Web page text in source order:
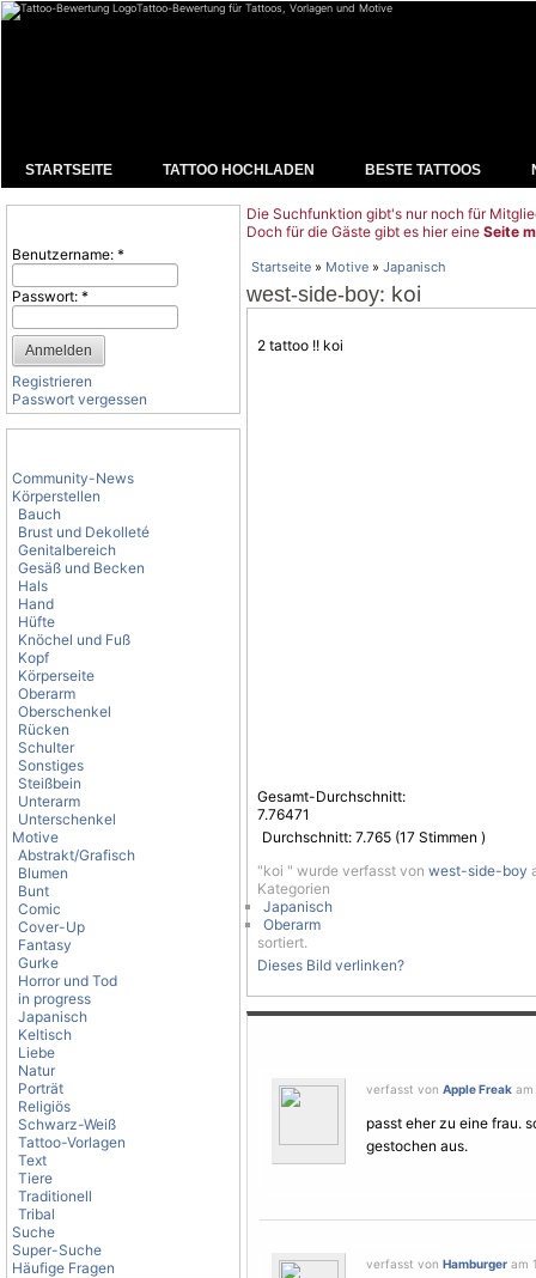
Tattoo-Bewertung für Tattoos, Vorlagen und Motive
STARTSEITE TATTOO HOCHLADEN BESTE TATTOOS
Benutzername: *
Passwort: *
Registrieren
Passwort vergessen
Community-News
Körperstellen
Bauch
Brust und Dekolleté
Genitalbereich
Gesäß und Becken
Hals
Hand
Hüfte
Knöchel und Fuß
Kopf
Körperseite
Oberarm
Oberschenkel
Rücken
Schulter
Sonstiges
Steißbein
Unterarm
Unterschenkel
Motive
Abstrakt/Grafisch
Blumen
Bunt
Comic
Cover-Up
Fantasy
Gurke
Horror und Tod
in progress
Japanisch
Keltisch
Liebe
Natur
Porträt
Religiös
Schwarz-Weiß
Tattoo-Vorlagen
Text
Tiere
Traditionell
Tribal
Suche
Super-Suche
Häufige Fragen
Die Suchfunktion gibt's nur noch für
Doch für die Gäste gibt es hier eine Seite
Startseite » Motive » Japanisch
west-side-boy: koi
2 tattoo !! koi
Gesamt-Durchschnitt:
7.76471
Durchschnitt: 7.765 (17 Stimmen )
"koi " wurde verfasst von west-side-boy
Kategorien
Japanisch
Oberarm
sortiert.
Dieses Bild verlinken?
verfasst von Apple Freak am
passt eher zu eine frau.
gestochen aus.
verfasst von Hamburger am